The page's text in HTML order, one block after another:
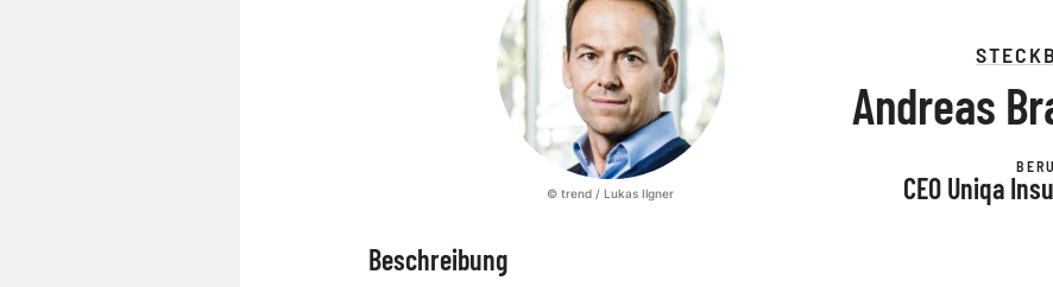
© trend / Lukas Ilgner
Andreas
CEO Uniqa
Beschreibung